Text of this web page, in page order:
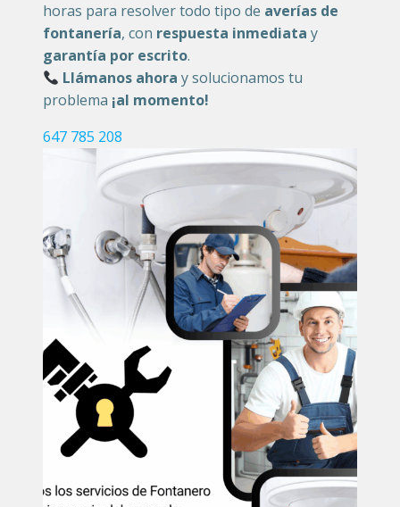
horas para resolver todo tipo de averías de
fontanería, con respuesta inmediata y
garantía por escrito.
Llámanos ahoray solucionamos tu
problema ¡al momento!
647 785 208